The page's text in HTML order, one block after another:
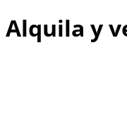
Alquila y